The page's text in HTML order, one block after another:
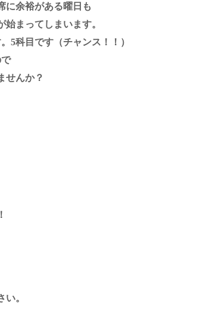
に余裕がある曜日も
まってしまいます。
5科目です（チャンス！！）
せんか？
。